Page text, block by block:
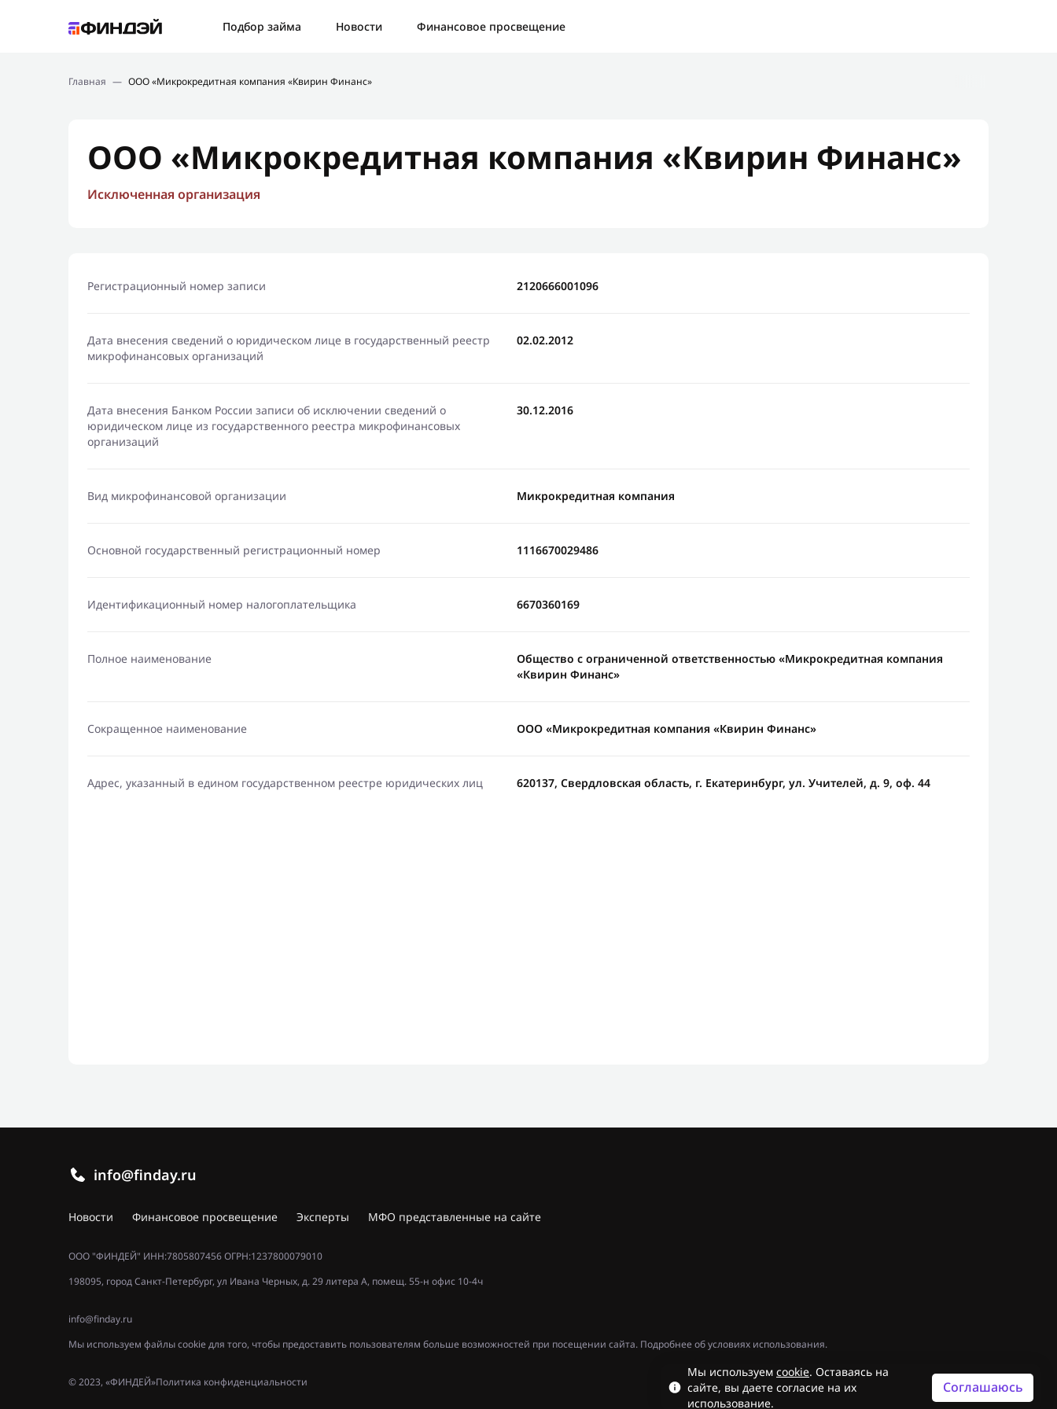
Подбор займа Новости
Финансовое просвещение
Новости
Главная — ООО «Микрокредитная компания «Квирин Финанс»
ООО «Микрокредитная компания «Квирин Финанс»
Исключенная организация
Регистрационный номер записи 2120666001096
Дата внесения сведений о юридическом лице в государственный реестр
микрофинансовых организаций
02.02.2012
Дата внесения Банком России записи об исключении сведений о
юридическом лице из государственного реестра микрофинансовых
организаций
30.12.2016
Вид микрофинансовой организации Микрокредитная компания
Основной государственный регистрационный номер 1116670029486
Идентификационный номер налогоплательщика 6670360169
Полное наименование
Общество с ограниченной ответственностью «Микрокредитная компания
«Квирин Финанс»
Сокращенное наименование ООО «Микрокредитная компания «Квирин Финанс»
Адрес, указанный в едином государственном реестре юридических лиц 620137, Свердловская область, г. Екатеринбург, ул. Учителей, д. 9, оф. 44
info@finday.ru
Новости Финансовое просвещение Эксперты МФО представленные на сайте
ООО "ФИНДЕЙ" ИНН:7805807456 ОГРН:1237800079010
198095, город Санкт-Петербург, ул Ивана Черных, д. 29 литера А, помещ. 55-н офис 10-4ч
info@finday.ru
Мы используем файлы cookie для того, чтобы предоставить пользователям больше возможностей при посещении сайта. Подробнее об условиях использования.
Политика конфиденциальности
© 2023, «ФИНДЕЙ»
Мы используем cookie. Оставаясь на
сайте, вы даете согласие на их
использование.
Соглашаюсь
Ошибка: Контактная форма не найдена.
Спасибо, что написали нам